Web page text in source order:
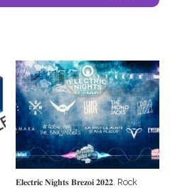
𝐄𝐥𝐞𝐜𝐭𝐫𝐢𝐜 𝐍𝐢𝐠𝐡𝐭𝐬 𝐁𝐫𝐞𝐳𝐨𝐢 𝟐𝟎𝟐𝟐. Rock